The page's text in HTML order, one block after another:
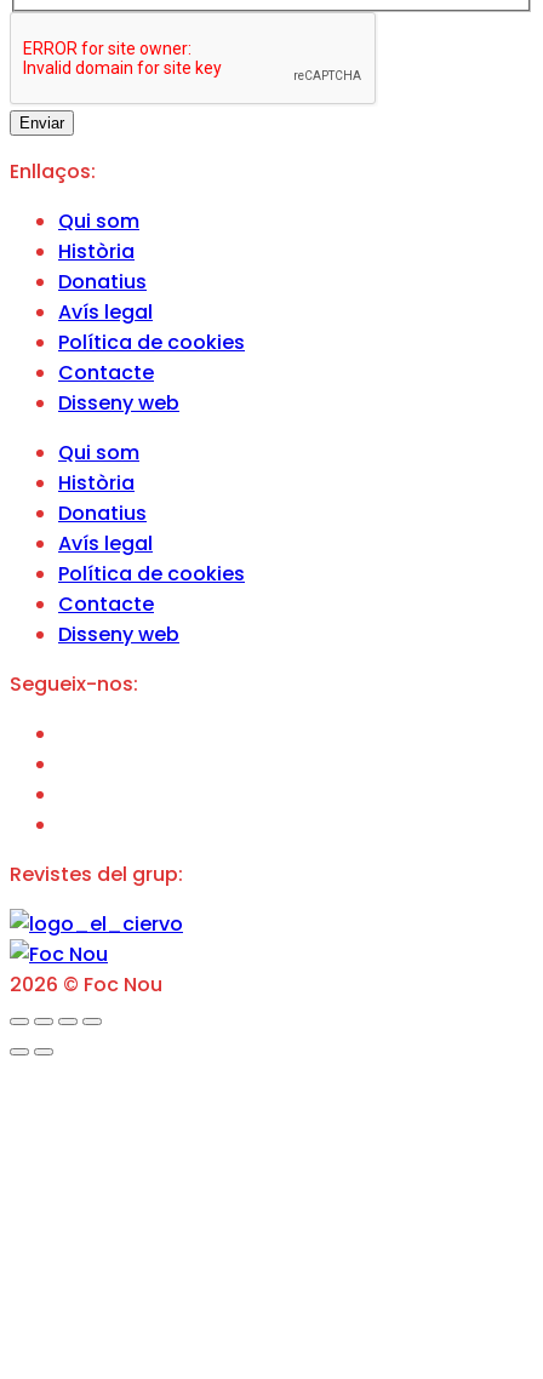
Enviar
Enllaços:
Qui som
Història
Donatius
Avís legal
Política de cookies
Contacte
Disseny web
Qui som
Història
Donatius
Avís legal
Política de cookies
Contacte
Disseny web
Segueix-nos:
Revistes del grup:
2026 © Foc Nou